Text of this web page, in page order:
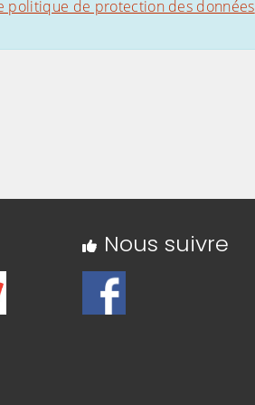
politique de protection des données
Nous suivre